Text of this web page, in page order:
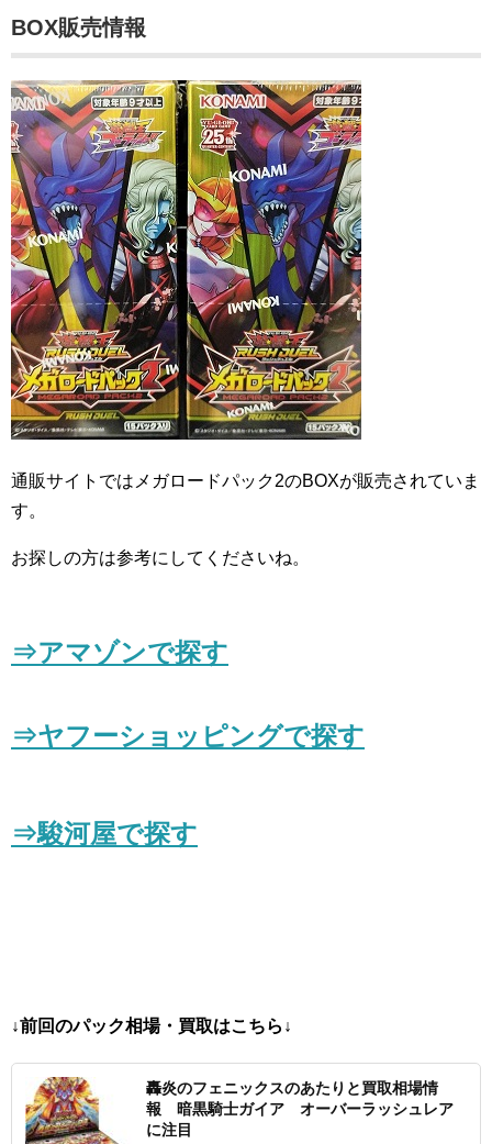
BOX販売情報
通販サイトではメガロードパック2のBOXが販売されていま
す。
お探しの方は参考にしてくださいね。
⇒アマゾンで探す
⇒ヤフーショッピングで探す
⇒駿河屋で探す
↓前回のパック相場・買取はこちら↓
轟炎のフェニックスのあたりと買取相場情
報 暗黒騎士ガイア オーバーラッシュレア
に注目